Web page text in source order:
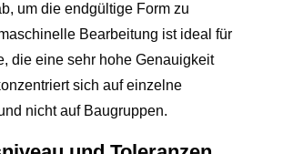
um die endgültige Form zu
Bearbeitung ist ideal für
die eine sehr hohe Genauigkeit
sich auf einzelne
nicht auf Baugruppen.